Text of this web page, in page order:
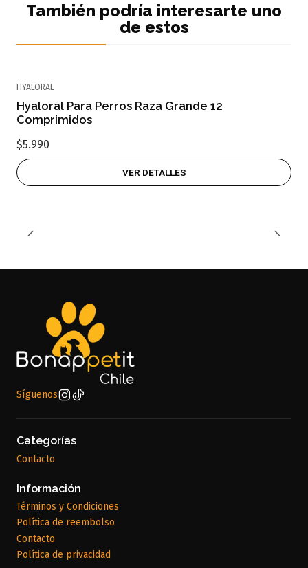
También podría interesarte uno
de estos
HYALORAL
Hyaloral Para Perros Raza Grande 12
Comprimidos
$5.990
VER DETALLES
Síguenos
Categorías
Contacto
Información
Términos y Condiciones
Política de reembolso
Contacto
Política de privacidad